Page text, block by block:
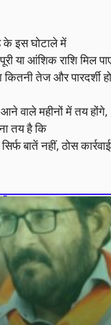
इस घोटाले में
या आंशिक राशि मिल
कितनी तेज और पारदर्शी
वाले महीनों में तय होंगे,
तय है कि
बातें नहीं, ठोस
-